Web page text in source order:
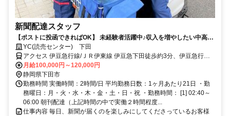
新聞配達スタッフ
【ポストに投函できればOK】 未経験者活躍中♪収入を増やしたい中高年
シニア、主婦パートも活躍中
YC(読売センター) 下田
アクセス 伊豆急行線/ＪＲ伊東線 伊豆急下田徒歩約3分、伊豆急行線/
ＪＲ伊東線 蓮台寺徒歩約32分
月給100,000円～120,000円
静岡県下田市
勤務時間 実働時間：2時間/日 平均勤務日数：1ヶ月あたり21日 ・勤
務曜日：月・火・水・木・金・土・日・祝 ・勤務時間： [1] 02:40～
06:00 朝刊配達（上記時間の中で実働２時間程度...
仕事内容 毎日、新聞が届くのを楽しみにしてくださっているお客様